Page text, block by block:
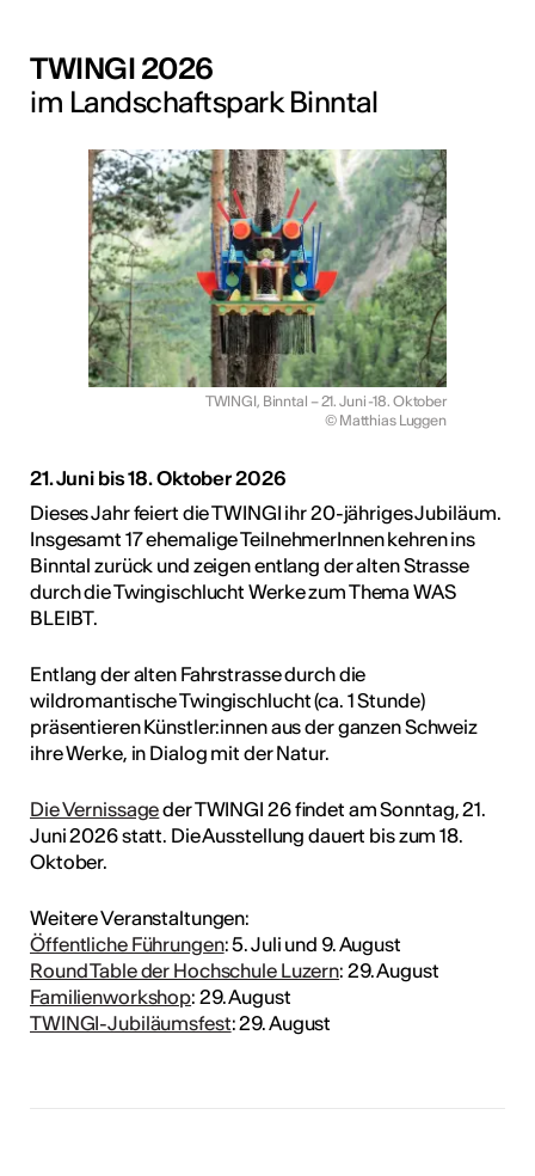
TWINGI 2026
im Landschaftspark Binntal
TWINGI, Binntal – 21. Juni -18. Oktober
© Matthias Luggen
21. Juni bis 18. Oktober 2026
Dieses Jahr feiert die TWINGI ihr 20-jähriges Jubiläum.
Insgesamt 17 ehemalige TeilnehmerInnen kehren ins
Binntal zurück und zeigen entlang der alten Strasse
durch die Twingischlucht Werke zum Thema WAS
BLEIBT.
Entlang der alten Fahrstrasse durch die
wildromantische Twingischlucht (ca. 1 Stunde)
präsentieren Künstler:innen aus der ganzen Schweiz
ihre Werke, in Dialog mit der Natur.
Die Vernissageder TWINGI 26 findet am Sonntag, 21.
Juni 2026 statt. Die Ausstellung dauert bis zum 18.
Oktober.
Weitere Veranstaltungen:
Öffentliche Führungen: 5. Juli und 9. August
Round Table der Hochschule Luzern: 29. August
Familienworkshop: 29. August
TWINGI-Jubiläumsfest: 29. August